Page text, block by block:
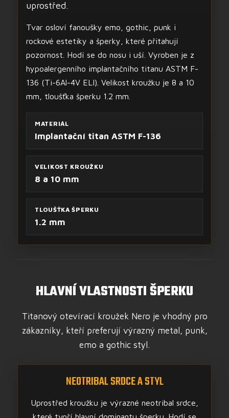
uprostřed.
Tvar osloví fanoušky emo, gothic, punk i
rockové estetiky a šperky, které přitahují
pozornost. Hodí se do nosu i uší. Vyroben je z
hypoalergenního implantačního titanu ASTM F-
136 (Ti-6Al-4V ELI). Velikost kroužku je 8 a 10
mm, tloušťka šperku 1.2 mm.
MATERIÁL
Implantační titan ASTM F-136
VELIKOST KROUŽKU
8 a 10 mm
TLOUŠŤKA ŠPERKU
1.2 mm
HLAVNÍ VLASTNOSTI ŠPERKU
Titanový otevírací kroužek Nero je vhodný pro
zákazníky, kteří preferují výrazný metal, punk,
emo a gothic styl.
NEOTRIBAL SRDCE A STYL
Uprostřed kroužku je výrazné neotribal srdce,